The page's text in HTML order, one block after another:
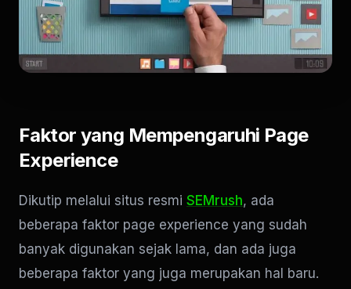
Faktor yang Mempengaruhi Page
Experience
Dikutip melalui situs resmi SEMrush, ada
beberapa faktor page experience yang sudah
banyak digunakan sejak lama, dan ada juga
beberapa faktor yang juga merupakan hal baru.